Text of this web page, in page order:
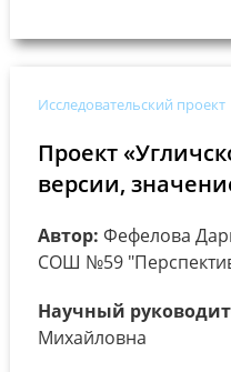
Исследовательский проект
Проект
версии,
Автор: Фефелова
СОШ №59
Научный
Михайловна